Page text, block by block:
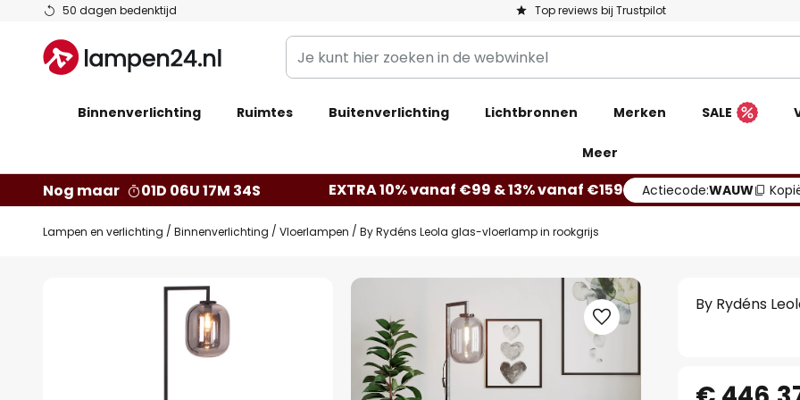
50 dagen bedenktijd Top reviews bij Trustpilot
Ga
de
inhoud
Je
kunt
zoeken
webwinkel
Binnenverlichting Ruimtes Buitenverlichting Lichtbronnen Merken SALE
Meer
Nog maar 01D 06U 17M 33S EXTRA 10% vanaf €99 & 13% vanaf €159 Actiecode:WAUW
Lampen en verlichting Binnenverlichting Vloerlampen By Rydéns Leola glas-vloerlamp in rookgrijs
By Rydéns